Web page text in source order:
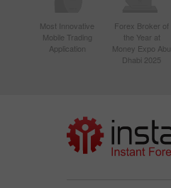
Most Innovative
Mobile Trading
Application
Forex Broker of
the Year at
Money Expo Abu
Dhabi 2025